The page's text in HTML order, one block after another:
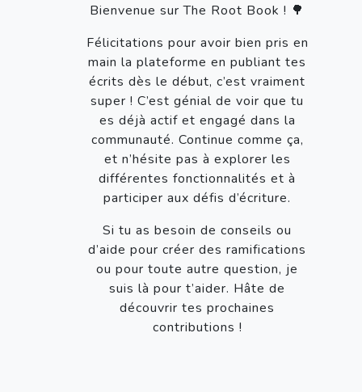
Bienvenue sur The Root Book ! 🌳
Félicitations pour avoir bien pris en
main la plateforme en publiant tes
écrits dès le début, c’est vraiment
super ! C’est génial de voir que tu
es déjà actif et engagé dans la
communauté. Continue comme ça,
et n’hésite pas à explorer les
différentes fonctionnalités et à
participer aux défis d’écriture.
Si tu as besoin de conseils ou
d’aide pour créer des ramifications
ou pour toute autre question, je
suis là pour t’aider. Hâte de
découvrir tes prochaines
contributions !